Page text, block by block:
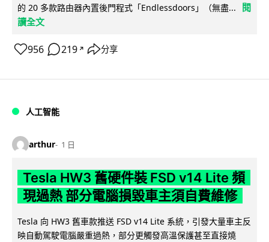
的 20 多款路由器內置後門程式「Endlessdoors」（無盡...
閱
讀全文
956 219 ↗ 分享
人工智能
arthur 1 日
Tesla HW3 舊硬件裝 FSD v14 Lite 頻
現過熱 部分電腦損毀車主須自費維修
Tesla 向 HW3 舊車款推送 FSD v14 Lite 系統，引發大量車主反
映自動駕駛電腦嚴重過熱，部分更觸發高溫保護甚至直接燒